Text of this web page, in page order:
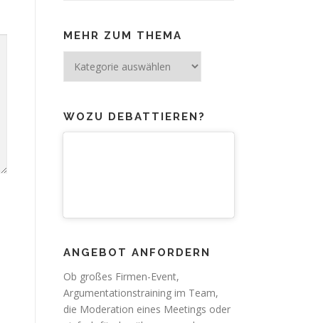
MEHR ZUM THEMA
zum
WOZU DEBATTIEREN?
ANGEBOT ANFORDERN
Ob großes Firmen-Event,
Argumentationstraining im Team,
die Moderation eines Meetings oder